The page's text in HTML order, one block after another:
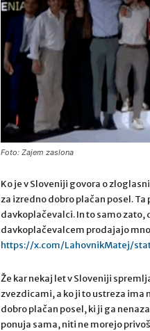
Foto: Zajem zaslona
Ko je v Sloveniji govora o
za izredno dobro plačan posel.
davkoplačevalci. In to samo
davkoplačevalcem prodajajo
https://x.com/LahovnikMatej/
Že kar nekaj let v Sloveniji
zvezdicami, a ko ji to ustreza ima
dobro plačan posel, ki ji ga
ponuja sama, niti ne morejo